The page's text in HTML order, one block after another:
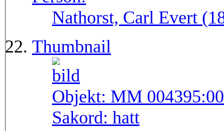
Nathorst, Carl Evert
Thumbnail
Objekt: MM
Sakord: hatt